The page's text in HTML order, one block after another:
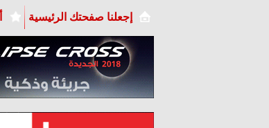
إجعلنا صفحتك الرئيسية